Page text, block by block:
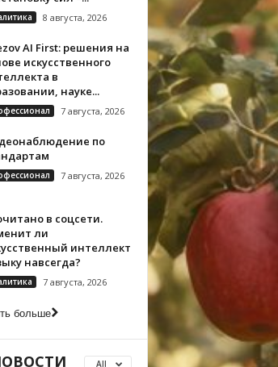
8 августа, 2026
AI First: решения на
искусственного
в
науке...
7 августа, 2026
по
7 августа, 2026
в соцсети.
ли
интеллект
навсегда?
7 августа, 2026
больше
All